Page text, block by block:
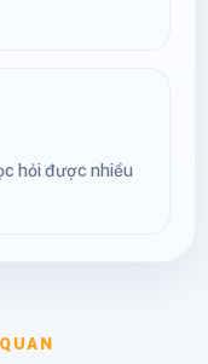
hỏi được nhiều